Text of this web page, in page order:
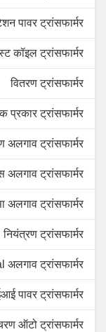
पावर ट्रांसफार्मर
कॉइल ट्रांसफार्मर
वितरण ट्रांसफार्मर
प्रकार ट्रांसफार्मर
अलगाव ट्रांसफार्मर
अलगाव ट्रांसफार्मर
अलगाव ट्रांसफार्मर
नियंत्रण ट्रांसफार्मर
अलगाव ट्रांसफार्मर
पावर ट्रांसफार्मर
ऑटो ट्रांसफार्मर